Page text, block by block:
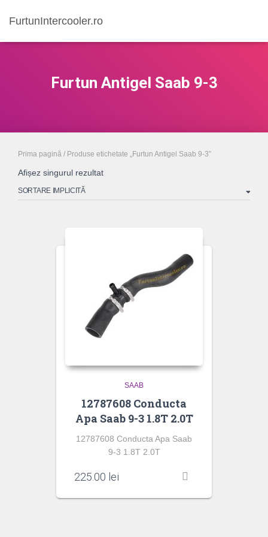
FurtunIntercooler.ro
Furtun Antigel Saab 9-3
Prima pagină / Produse etichetate „Furtun Antigel Saab 9-3”
Afișez singurul rezultat
SAAB
12787608 Conducta
Apa Saab 9-3 1.8T 2.0T
12787608 Conducta Apa Saab
9-3 1.8T 2.0T
225.00 lei